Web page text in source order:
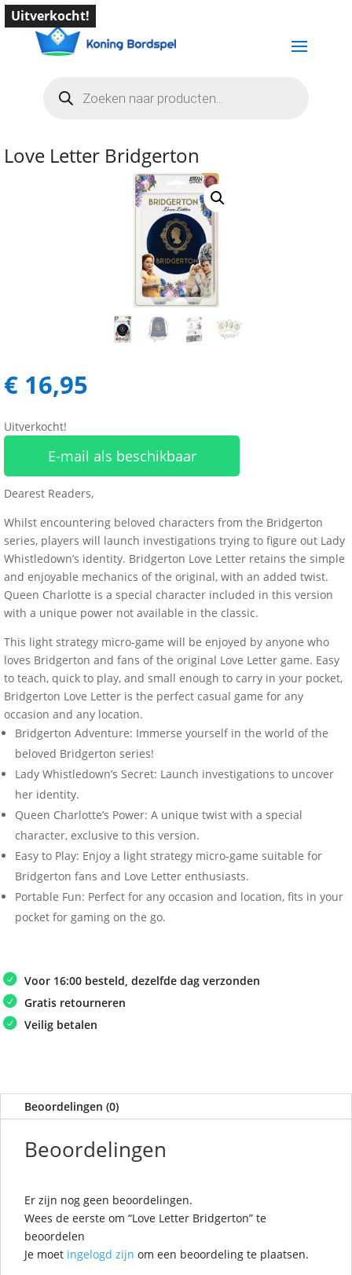
zoeken
Uitverkocht!
Love Letter Bridgerton
€ 16,95
Uitverkocht!
E-mail als beschikbaar
Dearest Readers,
Whilst encountering beloved characters from the Bridgerton
series, players will launch investigations trying to figure out Lady
Whistledown’s identity. Bridgerton Love Letter retains the simple
and enjoyable mechanics of the original, with an added twist.
Queen Charlotte is a special character included in this version
with a unique power not available in the classic.
This light strategy micro-game will be enjoyed by anyone who
loves Bridgerton and fans of the original Love Letter game. Easy
to teach, quick to play, and small enough to carry in your pocket,
Bridgerton Love Letter is the perfect casual game for any
occasion and any location.
Bridgerton Adventure: Immerse yourself in the world of the
beloved Bridgerton series!
Lady Whistledown’s Secret: Launch investigations to uncover
her identity.
Queen Charlotte’s Power: A unique twist with a special
character, exclusive to this version.
Easy to Play: Enjoy a light strategy micro-game suitable for
Bridgerton fans and Love Letter enthusiasts.
Portable Fun: Perfect for any occasion and location, fits in your
pocket for gaming on the go.
Voor 16:00 besteld, dezelfde dag verzonden
Gratis retourneren
Veilig betalen
Beoordelingen (0)
Beoordelingen
Er zijn nog geen beoordelingen.
Wees de eerste om “Love Letter Bridgerton” te
beoordelen
Je moet ingelogd zijn om een beoordeling te plaatsen.